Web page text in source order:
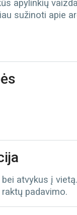
apylinkių
sužinoti apie
atvykus į
padavimo.